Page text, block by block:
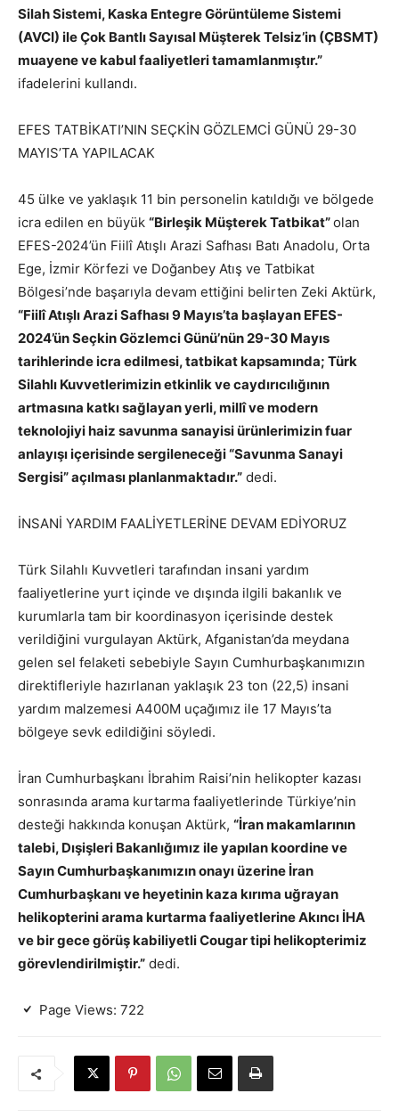
Silah Sistemi, Kaska Entegre Görüntüleme Sistemi
(AVCI) ile Çok Bantlı Sayısal Müşterek Telsiz’in (ÇBSMT)
muayene ve kabul faaliyetleri tamamlanmıştır.”
ifadelerini kullandı.
EFES TATBİKATI’NIN SEÇKİN GÖZLEMCİ GÜNÜ 29-30
MAYIS’TA YAPILACAK
45 ülke ve yaklaşık 11 bin personelin katıldığı ve bölgede
icra edilen en büyük “Birleşik Müşterek Tatbikat”olan
EFES-2024’ün Fiilî Atışlı Arazi Safhası Batı Anadolu, Orta
Ege, İzmir Körfezi ve Doğanbey Atış ve Tatbikat
Bölgesi’nde başarıyla devam ettiğini belirten Zeki Aktürk,
“Fiilî Atışlı Arazi Safhası 9 Mayıs’ta başlayan EFES-
2024’ün Seçkin Gözlemci Günü’nün 29-30 Mayıs
tarihlerinde icra edilmesi, tatbikat kapsamında; Türk
Silahlı Kuvvetlerimizin etkinlik ve caydırıcılığının
artmasına katkı sağlayan yerli, millî ve modern
teknolojiyi haiz savunma sanayisi ürünlerimizin fuar
anlayışı içerisinde sergileneceği “Savunma Sanayi
Sergisi” açılması planlanmaktadır.” dedi.
İNSANİ YARDIM FAALİYETLERİNE DEVAM EDİYORUZ
Türk Silahlı Kuvvetleri tarafından insani yardım
faaliyetlerine yurt içinde ve dışında ilgili bakanlık ve
kurumlarla tam bir koordinasyon içerisinde destek
verildiğini vurgulayan Aktürk, Afganistan’da meydana
gelen sel felaketi sebebiyle Sayın Cumhurbaşkanımızın
direktifleriyle hazırlanan yaklaşık 23 ton (22,5) insani
yardım malzemesi A400M uçağımız ile 17 Mayıs’ta
bölgeye sevk edildiğini söyledi.
İran Cumhurbaşkanı İbrahim Raisi’nin helikopter kazası
sonrasında arama kurtarma faaliyetlerinde Türkiye’nin
desteği hakkında konuşan Aktürk, “İran makamlarının
talebi, Dışişleri Bakanlığımız ile yapılan koordine ve
Sayın Cumhurbaşkanımızın onayı üzerine İran
Cumhurbaşkanı ve heyetinin kaza kırıma uğrayan
helikopterini arama kurtarma faaliyetlerine Akıncı İHA
ve bir gece görüş kabiliyetli Cougar tipi helikopterimiz
görevlendirilmiştir.” dedi.
Page Views: 722